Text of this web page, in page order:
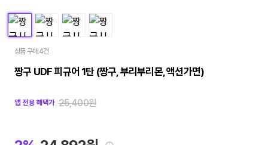
상품 구매 4건
짱구 UDF 피규어 1탄 (짱구, 부리부리몬, 액션가면)
앱 전용 혜택가 25,400원